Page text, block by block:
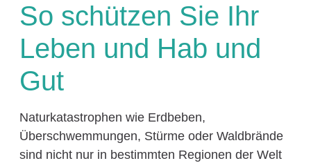
So schützen Sie Ihr
Leben und Hab und
Gut
Naturkatastrophen wie Erdbeben,
Überschwemmungen, Stürme oder Waldbrände
sind nicht nur in bestimmten Regionen der Welt